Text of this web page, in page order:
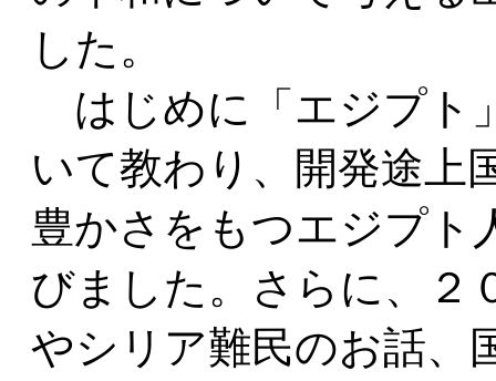
した。
はじめに「エジプト
いて教わり、開発途上
豊かさをもつエジプト
びました。さらに、２
やシリア難民のお話、